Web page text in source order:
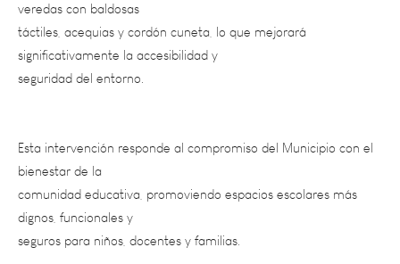
significativamente la accesibilidad y
seguridad del entorno.
bienestar de la
comunidad educativa, promoviendo espacios escolares más
dignos, funcionales y
seguros para niños, docentes y familias.